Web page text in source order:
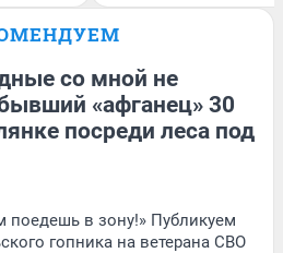
со мной не
«афганец» 30
посреди леса под
поедешь в зону!» Публикуем
гопника на ветерана СВО